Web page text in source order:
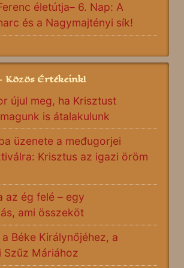
életútja– 6. Nap: A
és a Nagymajtényi sík!
Közös Értékeink!
újul meg, ha Krisztust
is átalakulunk
üzenete a međugorjei
Krisztus az igazi öröm
az ég felé – egy
ami összeköt
Béke Királynőjéhez, a
Szűz Máriához